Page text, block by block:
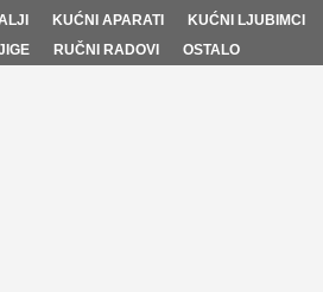
KUĆNI APARATI KUĆNI LJUBIMCI
RUČNI RADOVI OSTALO